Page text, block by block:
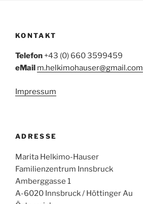
KONTAKT
Telefon +43 (0) 660 3599459
eMail m.helkimohauser@gmail.com
Impressum
ADRESSE
Marita Helkimo-Hauser
Familienzentrum Innsbruck
Amberggasse 1
A-6020 Innsbruck / Höttinger Au